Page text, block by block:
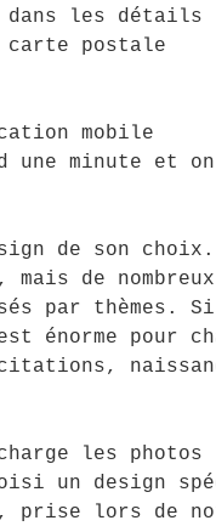
les détails
postale
mobile
une minute et
de son choix.
de nombreux
par thèmes.
énorme pour
les photos
un design
prise lors de